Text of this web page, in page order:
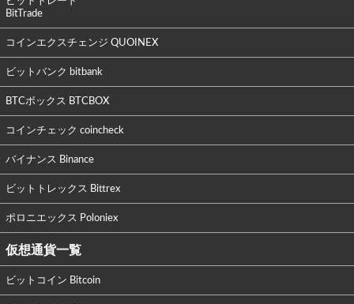
BitTrade
コインエクスチェンジ QUOINEX
ビットバンク bitbank
BTCボックス BTCBOX
コインチェック coincheck
バイナンス Binance
ビットトレックス Bittrex
ポロニエックス Poloniex
仮想通貨一覧
ビットコイン Bitcoin